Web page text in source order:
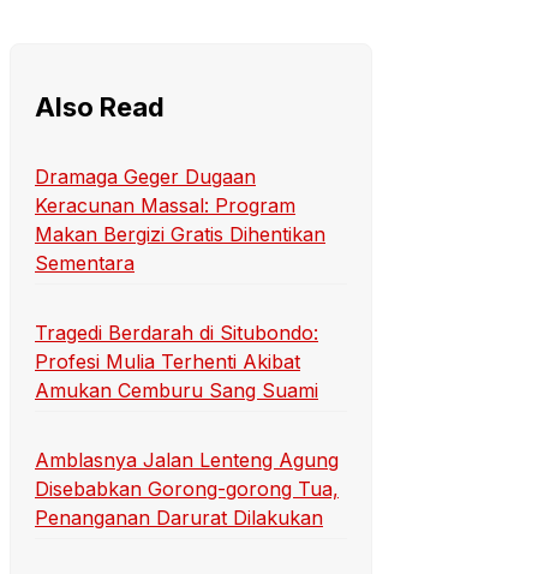
Also Read
Dramaga Geger Dugaan
Keracunan Massal: Program
Makan Bergizi Gratis Dihentikan
Sementara
Tragedi Berdarah di Situbondo:
Profesi Mulia Terhenti Akibat
Amukan Cemburu Sang Suami
Amblasnya Jalan Lenteng Agung
Disebabkan Gorong-gorong Tua,
Penanganan Darurat Dilakukan